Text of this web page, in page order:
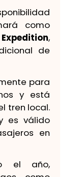
como
Expedition,
de
para
y está
tren local.
es válido
en
el año,